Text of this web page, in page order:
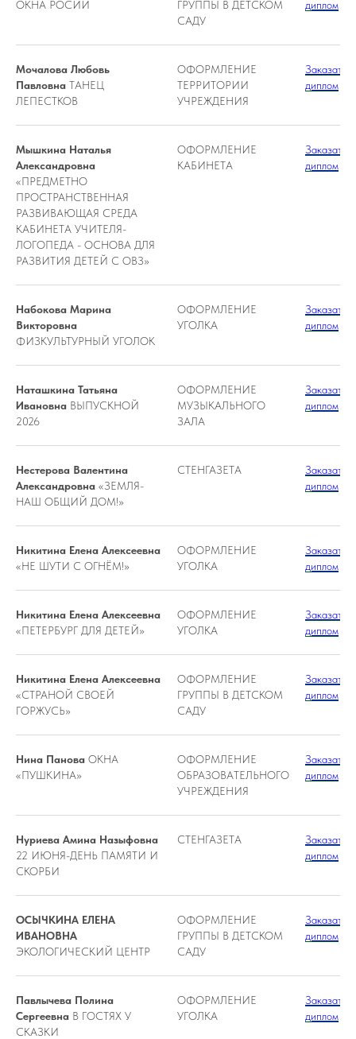
ОКНА РОСИИ
ГРУППЫ В ДЕТСКОМ
САДУ
диплом
Мочалова Любовь
Павловна ТАНЕЦ
ЛЕПЕСТКОВ
ОФОРМЛЕНИЕ
ТЕРРИТОРИИ
УЧРЕЖДЕНИЯ
Заказать
диплом
Мышкина Наталья
Александровна
«ПРЕДМЕТНО
ПРОСТРАНСТВЕННАЯ
РАЗВИВАЮЩАЯ СРЕДА
КАБИНЕТА УЧИТЕЛЯ-
ЛОГОПЕДА - ОСНОВА ДЛЯ
РАЗВИТИЯ ДЕТЕЙ С ОВЗ»
ОФОРМЛЕНИЕ
КАБИНЕТА
Заказать
диплом
Набокова Марина
Викторовна
ФИЗКУЛЬТУРНЫЙ УГОЛОК
ОФОРМЛЕНИЕ
УГОЛКА
Заказать
диплом
Наташкина Татьяна
Ивановна ВЫПУСКНОЙ
2026
ОФОРМЛЕНИЕ
МУЗЫКАЛЬНОГО
ЗАЛА
Заказать
диплом
Нестерова Валентина
Александровна «ЗЕМЛЯ-
НАШ ОБЩИЙ ДОМ!»
СТЕНГАЗЕТА
Заказать
диплом
Никитина Елена Алексеевна
«НЕ ШУТИ С ОГНЁМ!»
ОФОРМЛЕНИЕ
УГОЛКА
Заказать
диплом
Никитина Елена Алексеевна
«ПЕТЕРБУРГ ДЛЯ ДЕТЕЙ»
ОФОРМЛЕНИЕ
УГОЛКА
Заказать
диплом
Никитина Елена Алексеевна
«СТРАНОЙ СВОЕЙ
ГОРЖУСЬ»
ОФОРМЛЕНИЕ
ГРУППЫ В ДЕТСКОМ
САДУ
Заказать
диплом
Нина Панова ОКНА
«ПУШКИНА»
ОФОРМЛЕНИЕ
ОБРАЗОВАТЕЛЬНОГО
УЧРЕЖДЕНИЯ
Заказать
диплом
Нуриева Амина Назыфовна
22 ИЮНЯ-ДЕНЬ ПАМЯТИ И
СКОРБИ
СТЕНГАЗЕТА
Заказать
диплом
ОСЫЧКИНА ЕЛЕНА
ИВАНОВНА
ЭКОЛОГИЧЕСКИЙ ЦЕНТР
ОФОРМЛЕНИЕ
ГРУППЫ В ДЕТСКОМ
САДУ
Заказать
диплом
Павлычева Полина
Сергеевна В ГОСТЯХ У
СКАЗКИ
ОФОРМЛЕНИЕ
УГОЛКА
Заказать
диплом